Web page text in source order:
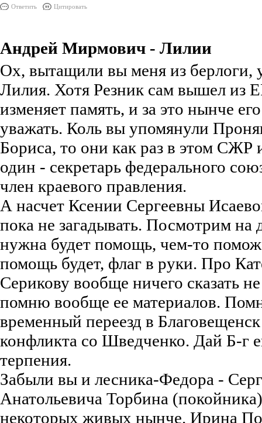
Ответить Цитировать
Андрей Мирмович - Лилии
Ох, вытащили вы меня из берлоги,
Лилия. Хотя Резник сам вышел из
изменяет память, и за это нынче
уважать. Коль вы упомянули
Бориса, то они как раз в этом СЖР
один - секретарь федерального
член краевого правления.
А насчет Ксении Сергеевны
пока не загадывать. Посмотрим на
нужна будет помощь, чем-то
помощь будет, флаг в руки. Про
Серикову вообще ничего сказать
помню вообще ее материалов.
временный переезд в Благовещенск
конфликта со Шведченко. Дай Б-г
терпения.
Забыли вы и лесника-Федора -
Анатольевича Торбина
некоторых живых нынче. Ирина